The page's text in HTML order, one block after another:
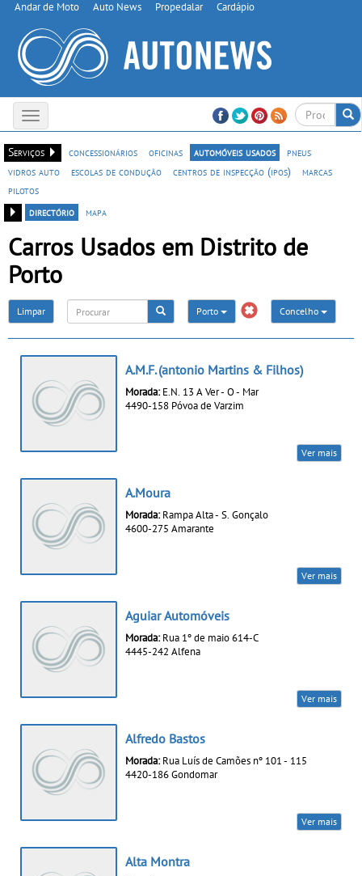
Andar de Moto Auto News Propedalar Cardápio
Toggle
navigation
Serviços
concessionários oficinas automóveis usados
pneus
vidros auto
escolas de condução centros de inspecção (ipos)
marcas
pilotos
directório
mapa
Carros Usados em Distrito de
Porto
Limpar Porto Concelho
A.M.F. (antonio Martins & Filhos)
Morada: E.N. 13 A Ver - O - Mar
4490-158 Póvoa de Varzim
Ver mais
A.Moura
Morada: Rampa Alta - S. Gonçalo
4600-275 Amarante
Ver mais
Aguiar Automóveis
Morada: Rua 1º de maio 614-C
4445-242 Alfena
Ver mais
Alfredo Bastos
Morada: Rua Luís de Camões nº 101 - 115
4420-186 Gondomar
Ver mais
Alta Montra